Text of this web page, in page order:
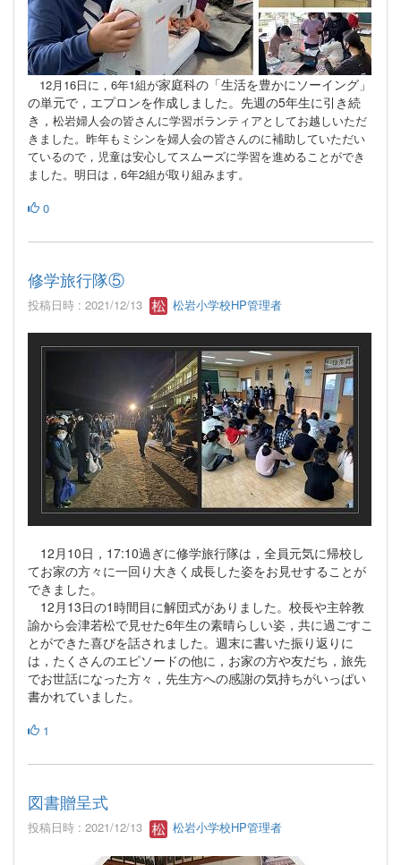
12月16日に，6年1組が家庭科の「生活を豊かにソーイング」
の単元で，エプロンを作成しました。先週の5年生に引き続
き， 松岩婦人会の皆さんに学習ボランティアとしてお越しいただ
きました。昨年もミシンを婦人会の皆さんのに補助していただい
ているので，児童は安心してスムーズに学習を進めることができ
ました。明日は，6年2組が取り組みます。
0
修学旅行隊⑤
投稿日時 : 2021/12/13 松岩小学校HP管理者
12月10日，17:10過ぎに修学旅行隊は，全員元気に帰校し
てお家の方々に一回り大きく成長した姿をお見せすることが
できました。
12月13日の1時間目に解団式がありました。校長や主幹教
諭から会津若松で見せた6年生の素晴らしい姿，共に過ごすこ
とができた喜びを話されました。週末に書いた振り返りに
は，たくさんのエピソードの他に，お家の方や友だち，旅先
でお世話になった方々，先生方への感謝の気持ちがいっぱい
書かれていました。
1
図書贈呈式
投稿日時 : 2021/12/13 松岩小学校HP管理者